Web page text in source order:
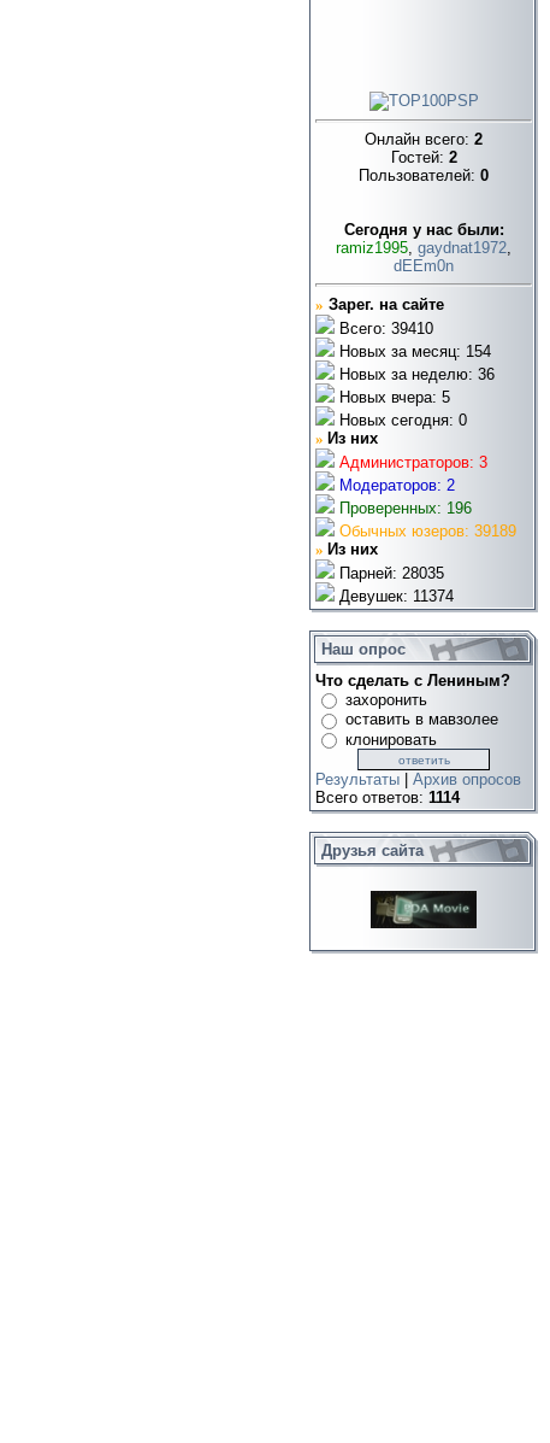
Онлайн всего: 2
Гостей: 2
Пользователей: 0
Cегодня у нас были:
ramiz1995, gaydnat1972,
dEEm0n
» Зарег. на сайте
Всего: 39410
Новых за месяц: 154
Новых за неделю: 36
Новых вчера: 5
Новых сегодня: 0
» Из них
Администраторов: 3
Модераторов: 2
Проверенных: 196
Обычных юзеров: 39189
» Из них
Парней: 28035
Девушек: 11374
Наш опрос
Что сделать с Лениным?
захоронить
оставить в мавзолее
клонировать
Результаты
Архив опросов
Всего ответов: 1114
Друзья сайта